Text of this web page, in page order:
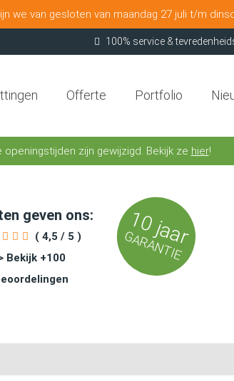
we van gesloten van maandag 27 juli t/m
100% service &
Offerte Portfolio
openingstijden zijn gewijzigd. Bekijk ze hier!
geven ons:
( 4,5 / 5 )
Bekijk +100
10 jaar
GARANTIE